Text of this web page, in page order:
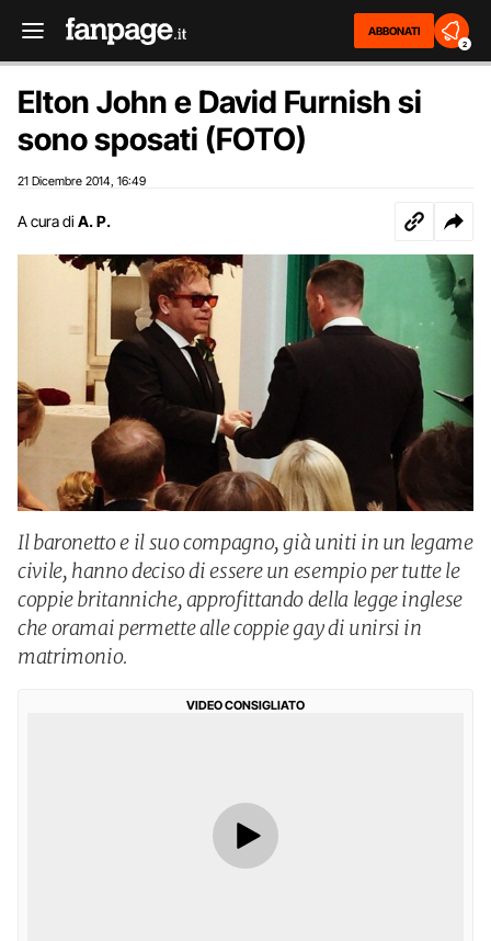
ABBONATI
2
Elton John e David Furnish si
sono sposati (FOTO)
21 Dicembre 2014 16:49
A cura di A. P.
Il baronetto e il suo compagno, già uniti in un legame
civile, hanno deciso di essere un esempio per tutte le
coppie britanniche, approfittando della legge inglese
che oramai permette alle coppie gay di unirsi in
matrimonio.
VIDEO CONSIGLIATO